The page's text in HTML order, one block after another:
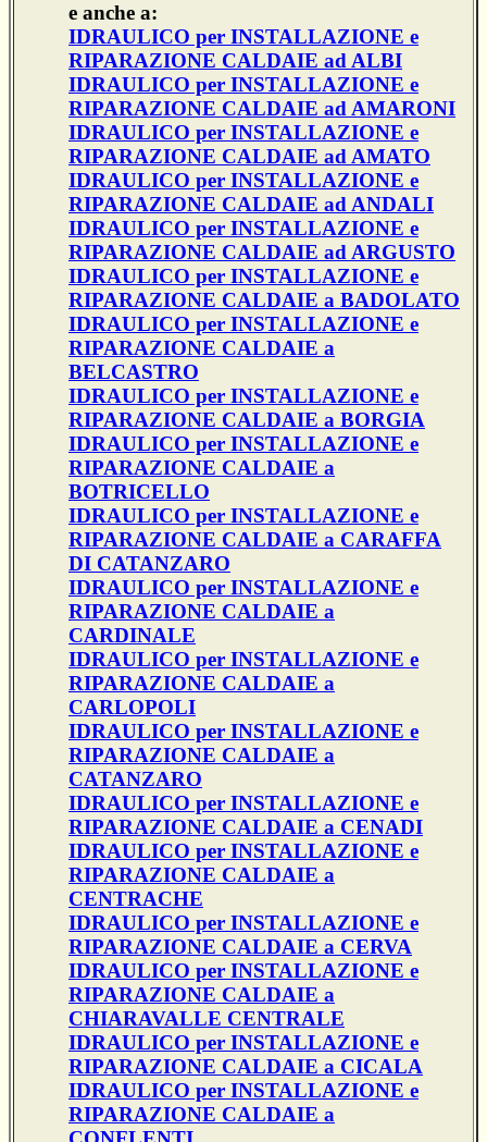
e anche a:
IDRAULICO per INSTALLAZIONE e
RIPARAZIONE CALDAIE ad ALBI
IDRAULICO per INSTALLAZIONE e
RIPARAZIONE CALDAIE ad AMARONI
IDRAULICO per INSTALLAZIONE e
RIPARAZIONE CALDAIE ad AMATO
IDRAULICO per INSTALLAZIONE e
RIPARAZIONE CALDAIE ad ANDALI
IDRAULICO per INSTALLAZIONE e
RIPARAZIONE CALDAIE ad ARGUSTO
IDRAULICO per INSTALLAZIONE e
RIPARAZIONE CALDAIE a BADOLATO
IDRAULICO per INSTALLAZIONE e
RIPARAZIONE CALDAIE a
BELCASTRO
IDRAULICO per INSTALLAZIONE e
RIPARAZIONE CALDAIE a BORGIA
IDRAULICO per INSTALLAZIONE e
RIPARAZIONE CALDAIE a
BOTRICELLO
IDRAULICO per INSTALLAZIONE e
RIPARAZIONE CALDAIE a CARAFFA
DI CATANZARO
IDRAULICO per INSTALLAZIONE e
RIPARAZIONE CALDAIE a
CARDINALE
IDRAULICO per INSTALLAZIONE e
RIPARAZIONE CALDAIE a
CARLOPOLI
IDRAULICO per INSTALLAZIONE e
RIPARAZIONE CALDAIE a
CATANZARO
IDRAULICO per INSTALLAZIONE e
RIPARAZIONE CALDAIE a CENADI
IDRAULICO per INSTALLAZIONE e
RIPARAZIONE CALDAIE a
CENTRACHE
IDRAULICO per INSTALLAZIONE e
RIPARAZIONE CALDAIE a CERVA
IDRAULICO per INSTALLAZIONE e
RIPARAZIONE CALDAIE a
CHIARAVALLE CENTRALE
IDRAULICO per INSTALLAZIONE e
RIPARAZIONE CALDAIE a CICALA
IDRAULICO per INSTALLAZIONE e
RIPARAZIONE CALDAIE a